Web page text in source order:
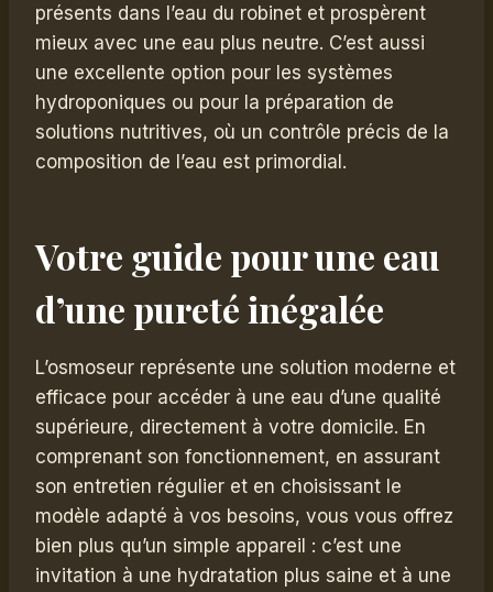
présents dans l’eau du robinet et prospèrent
mieux avec une eau plus neutre. C’est aussi
une excellente option pour les systèmes
hydroponiques ou pour la préparation de
solutions nutritives, où un contrôle précis de la
composition de l’eau est primordial.
Votre guide pour une eau
d’une pureté inégalée
L’osmoseur représente une solution moderne et
efficace pour accéder à une eau d’une qualité
supérieure, directement à votre domicile. En
comprenant son fonctionnement, en assurant
son entretien régulier et en choisissant le
modèle adapté à vos besoins, vous vous offrez
bien plus qu’un simple appareil : c’est une
invitation à une hydratation plus saine et à une